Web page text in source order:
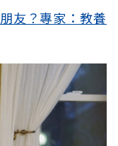
友？專家：教養